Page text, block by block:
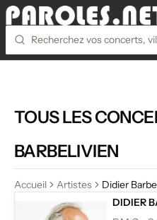
TOUS LES
BARBELIVIEN
Accueil Artistes
Didier
DIDIER